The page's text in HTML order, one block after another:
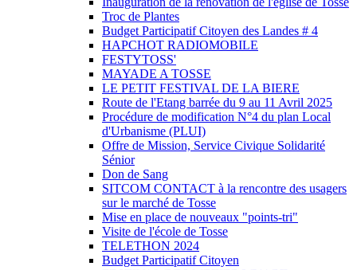
Troc de Plantes
Budget Participatif Citoyen des Landes # 4
HAPCHOT RADIOMOBILE
FESTYTOSS'
MAYADE A TOSSE
LE PETIT FESTIVAL DE LA BIERE
Route de l'Etang barrée du 9 au 11 Avril 2025
Procédure de modification N°4 du plan Local
d'Urbanisme (PLUI)
Offre de Mission, Service Civique Solidarité
Sénior
Don de Sang
SITCOM CONTACT à la rencontre des usagers
sur le marché de Tosse
Mise en place de nouveaux "points-tri"
Visite de l'école de Tosse
TELETHON 2024
Budget Participatif Citoyen